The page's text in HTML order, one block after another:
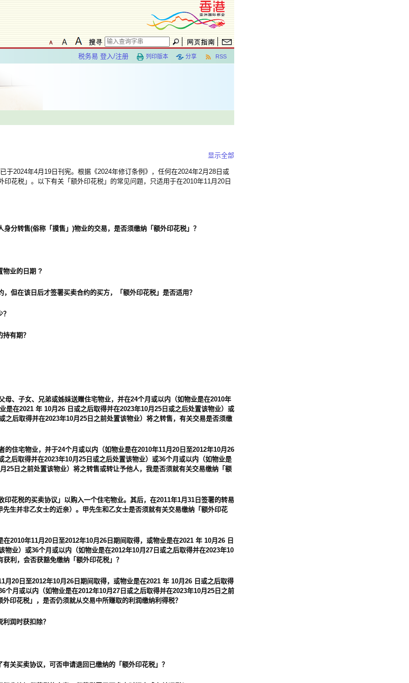
RSS
分享
列印版本
税务易 登入/注册
显示全部
于2024年4月19日刊宪。根据《2024年修订条例》，任何在2024年2月28日或
花税」。以下有关「额外印花税」的常见问题，只适用于在2010年11月20日
分转售(俗称「摸售」)物业的交易，是否须缴纳「额外印花税」？
物业的日期 ?
但在该日后才签署买卖合约的买方，「额外印花税」是否适用？
有期？
母、子女、兄弟或姊妹送赠住宅物业，并在24个月或以内（如物业是在2010年
是在2021 年 10月26 日或之后取得并在2023年10月25日或之后处置该物业）或
之后取得并在2023年10月25日之前处置该物业）将之转售，有关交易是否须缴
的住宅物业，并于24个月或以内（如物业是在2010年11月20日至2012年10月26
之后取得并在2023年10月25日或之后处置该物业）或36个月或以内（如物业是
25日之前处置该物业）将之转售或转让予他人，我是否须就有关交易缴纳「额
印花税的买卖协议」以购入一个住宅物业。其后，在2011年1月31日签署的转易
生并非乙女士的近亲）。甲先生和乙女士是否须就有关交易缴纳「额外印花
2010年11月20日至2012年10月26日期间取得，或物业是在2021 年 10月26 日
物业）或36个月或以内（如物业是在2012年10月27日或之后取得并在2023年10
利，会否获豁免缴纳「额外印花税」？
月20日至2012年10月26日期间取得，或物业是在2021 年 10月26 日或之后取得
个月或以内（如物业是在2012年10月27日或之后取得并在2023年10月25日之前
印花税」，是否仍须就从交易中所赚取的利润缴纳利得税？
润时获扣除？
关买卖协议，可否申请退回已缴纳的「额外印花税」？